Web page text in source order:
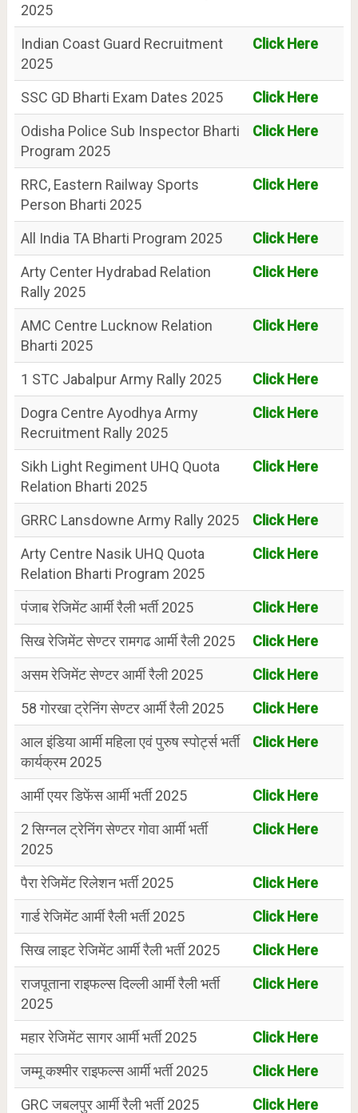
2025
Indian Coast Guard Recruitment
2025
Click Here
SSC GD Bharti Exam Dates 2025
Click Here
Odisha Police Sub Inspector Bharti
Program 2025
Click Here
RRC, Eastern Railway Sports
Person Bharti 2025
Click Here
All India TA Bharti Program 2025
Click Here
Arty Center Hydrabad Relation
Rally 2025
Click Here
AMC Centre Lucknow Relation
Bharti 2025
Click Here
1 STC Jabalpur Army Rally 2025
Click Here
Dogra Centre Ayodhya Army
Recruitment Rally 2025
Click Here
Sikh Light Regiment UHQ Quota
Relation Bharti 2025
Click Here
GRRC Lansdowne Army Rally 2025
Click Here
Arty Centre Nasik UHQ Quota
Relation Bharti Program 2025
Click Here
पंजाब रेजिमेंट आर्मी रैली भर्ती 2025
Click Here
सिख रेजिमेंट सेण्टर रामगढ आर्मी रैली 2025
Click Here
असम रेजिमेंट सेण्टर आर्मी रैली 2025
Click Here
58 गोरखा ट्रेनिंग सेण्टर आर्मी रैली 2025
Click Here
आल इंडिया आर्मी महिला एवं पुरुष स्पोर्ट्स भर्ती
कार्यक्रम 2025
Click Here
आर्मी एयर डिफेंस आर्मी भर्ती 2025
Click Here
2 सिग्नल ट्रेनिंग सेण्टर गोवा आर्मी भर्ती
2025
Click Here
पैरा रेजिमेंट रिलेशन भर्ती 2025
Click Here
गार्ड रेजिमेंट आर्मी रैली भर्ती 2025
Click Here
सिख लाइट रेजिमेंट आर्मी रैली भर्ती 2025
Click Here
राजपूताना राइफल्स दिल्ली आर्मी रैली भर्ती
2025
Click Here
महार रेजिमेंट सागर आर्मी भर्ती 2025
Click Here
जम्मू कश्मीर राइफल्स आर्मी भर्ती 2025
Click Here
GRC जबलपुर आर्मी रैली भर्ती 2025
Click Here